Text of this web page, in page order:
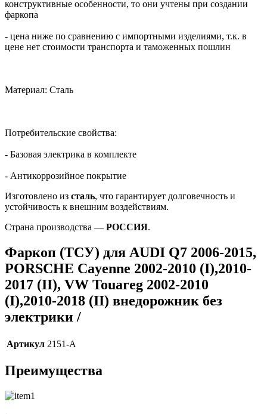
конструктивные особенности, то они учтены при создании
фаркопа
- цена ниже по сравнению с импортными изделиями, т.к. в
цене нет стоимости транспорта и таможенных пошлин
Материал: Сталь
Потребительские свойства:
- Базовая электрика в комплекте
- Антикоррозийное покрытие
Изготовлено из сталь, что гарантирует долговечность и
устойчивость к внешним воздействиям.
Страна производства — РОССИЯ.
Фаркоп (ТСУ) для AUDI Q7 2006-2015,
PORSCHE Cayenne 2002-2010 (I),2010-
2017 (II), VW Touareg 2002-2010
(I),2010-2018 (II) внедорожник без
электрики /
Артикул 2151-A
Преимущества